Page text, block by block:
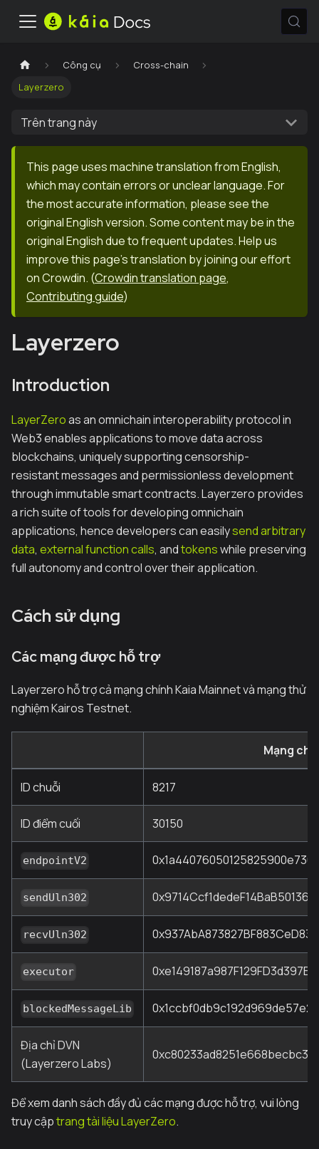
Công cụ
Cross-chain
Layerzero
Trên trang này
This page uses machine translation from English,
which may contain errors or unclear language. For
the most accurate information, please see the
original English version. Some content may be in the
original English due to frequent updates. Help us
improve this page's translation by joining our effort
on Crowdin. (Crowdin translation page,
Contributing guide)
Layerzero
Introduction
LayerZeroas an omnichain interoperability protocol in
Web3 enables applications to move data across
blockchains, uniquely supporting censorship-
resistant messages and permissionless development
through immutable smart contracts. Layerzero provides
a rich suite of tools for developing omnichain
applications, hence developers can easilysend arbitrary
data, external function calls, andtokenswhile preserving
full autonomy and control over their application.
Cách sử dụng
Các mạng được hỗ trợ
Layerzero hỗ trợ cả mạng chính Kaia Mainnet và mạng thử
nghiệm Kairos Testnet.
Mạng
ID chuỗi 8217
ID điểm cuối 30150
endpointV2
sendUln302
recvUln302
executor
blockedMessageLib
Địa chỉ DVN
(Layerzero Labs)
Để xem danh sách đầy đủ các mạng được hỗ trợ, vui lòng
truy cậptrang tài liệu LayerZero.